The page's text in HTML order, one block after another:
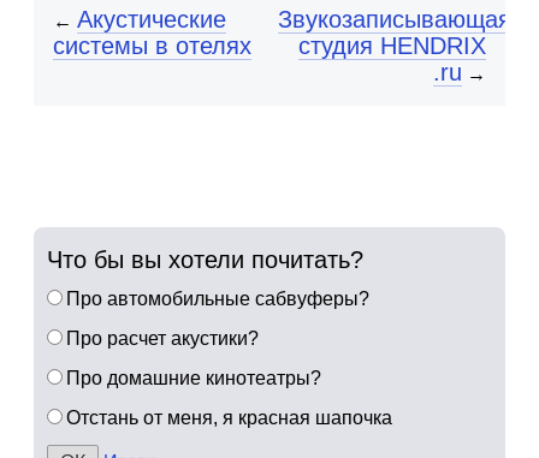
Звукозаписывающая
студия HENDRIX
.ru →
← Акустические
системы в отелях
Что бы вы хотели почитать?
Про автомобильные сабвуферы?
Про расчет акустики?
Про домашние кинотеатры?
Отстань от меня, я красная шапочка